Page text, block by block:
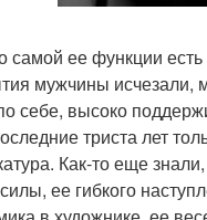
самой ее функции
мужчины
себе, высоко
триста лет
Как-то еще
ее гибкого